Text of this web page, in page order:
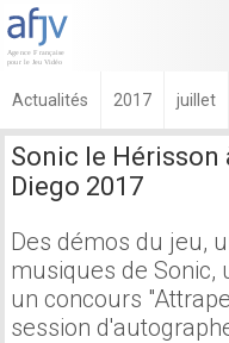
Actualités 2017 juillet
Sonic le Hérisson
Diego 2017
Des démos du jeu,
musiques de Sonic,
un concours
session